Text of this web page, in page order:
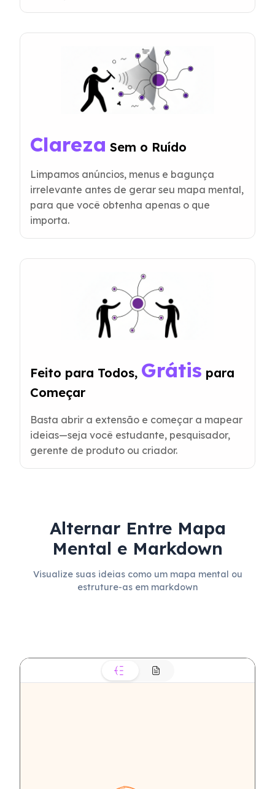
Clareza Sem o Ruído
Limpamos anúncios, menus e bagunça
irrelevante antes de gerar seu mapa mental,
para que você obtenha apenas o que
importa.
Feito para Todos, Grátis para
Começar
Basta abrir a extensão e começar a mapear
ideias—seja você estudante, pesquisador,
gerente de produto ou criador.
Alternar Entre Mapa
Mental e Markdown
Visualize suas ideias como um mapa mental ou
estruture-as em markdown